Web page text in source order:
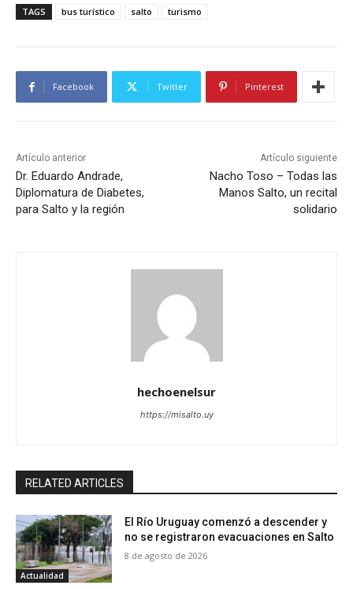
TAGS bus turístico salto turismo
Facebook Twitter Pinterest
Artículo anterior
Dr. Eduardo Andrade,
Diplomatura de Diabetes,
para Salto y la región
Artículo siguiente
Nacho Toso – Todas las
Manos Salto, un recital
solidario
hechoenelsur
https://misalto.uy
RELATED ARTICLES
Actualidad
El Río Uruguay comenzó a descender y
no se registraron evacuaciones en Salto
8 de agosto de 2026